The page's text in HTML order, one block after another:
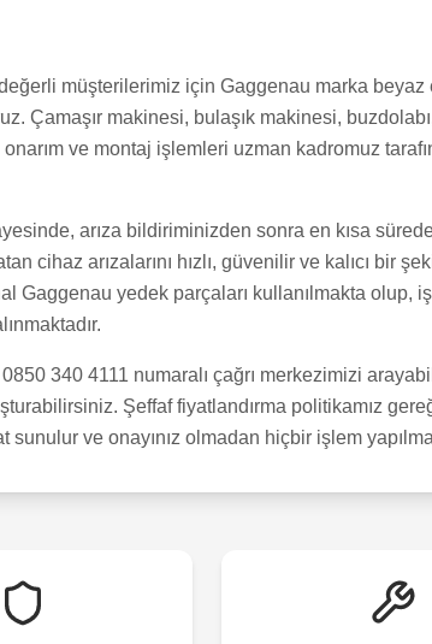
müşterilerimiz için Gaggenau marka beyaz
Çamaşır makinesi, bulaşık makinesi,
ve montaj işlemleri uzman kadromuz
arıza bildiriminizden sonra en kısa
cihaz arızalarını hızlı, güvenilir ve kalıcı bir
Gaggenau yedek parçaları kullanılmakta olup,
340 4111 numaralı çağrı merkezimizi
Şeffaf fiyatlandırma politikamız
sunulur ve onayınız olmadan hiçbir işlem